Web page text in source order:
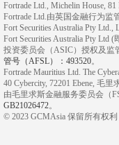
Fortrade Ltd., Michelin House,
Fortrade Ltd.由英国金融行为监
Fort Securities Australia Pty Ltd.,
Fort Securities Australia Pty Ltd
投资委员会（ASIC）授权及监
管号（AFSL）：493520。
Fortrade Mauritius Ltd. The
40 Cybercity, 72201 Ebene, 毛里
由毛里求斯金融服务委员会（
GB21026472。
© 2023 GCMAsia 保留所有权利